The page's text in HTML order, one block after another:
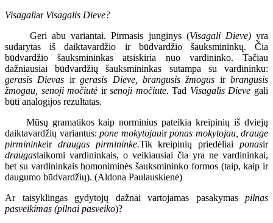
Visagaliar Visagalis Dieve?
Geri abu variantai. Pirmasis junginys (Visagali Dieve)yra
sudarytas iš daiktavardžio ir būdvardžio šauksmininkų. Čia
būdvardžio šauksmininkas atsiskiria nuo vardininko. Tačiau
dažniausiai būdvardžių šauksmininkas sutampa su vardininku:
gerasis Dievas irgerasis Dieve, brangusis žmogus ir brangusis
žmogau, senoji močiutė irsenoji močiute. Tad Visagalis Dieve gali
būti analogijos rezultatas.
Mūsų gramatikos kaip norminius pateikia kreipinių iš dviejų
daiktavardžių variantus: pone mokytojauirponas mokytojau, drauge
pirmininkeir draugas pirmininke.Tik kreipinių priedėliaiponasir
draugaslaikomi vardininkais, o veikiausiai čia yra ne vardininkai,
bet su vardininkais homoniminės šauksmininko formos (taip, kaip ir
daugumo būdvardžių). (Aldona Paulauskienė)
Ar taisyklingas gydytojų dažnai vartojamas pasakymas pilnas
pasveikimas (pilnai pasveiko)?